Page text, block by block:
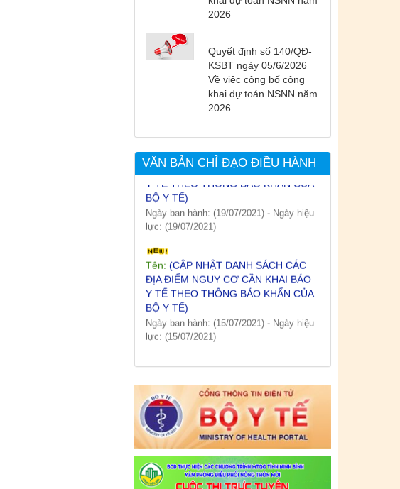
2026
Quyết định số 140/QĐ-
KSBT ngày 05/6/2026
Về việc công bố công
khai dự toán NSNN năm
2026
VĂN BẢN CHỈ ĐẠO ĐIỀU HÀNH
PHƯƠNG ĐANG THỰC HIỆN CÁCH
LY XÃ HỘI VÀ GIÃN CÁCH XÃ HỘI
TÍNH ĐẾN 17H NGÀY 25/7/2021)
Ngày ban hành: (26/07/2021) -Ngày hiệu
lực: (26/07/2021)
Tên:(CẬP NHẬT DANH SÁCH CÁC
ĐỊA ĐIỂM NGUY CƠ CẦN KHAI BÁO
Y TẾ THEO THÔNG BÁO KHẨN CỦA
Ngày ban hành: (19/07/2021)
lực: (19/07/2021)
Tên:
ĐỊA ĐIỂM NGUY CƠ CẦN KHAI BÁO
Y TẾ THEO THÔNG BÁO KHẨN CỦA
BỘ Y TẾ)
Ngày ban hành: (15/07/2021)
lực: (15/07/2021)
Y TẾ THEO THÔNG BÁO KHẨN CỦA
BỘ Y TẾ)
Ngày ban hành: (12/07/2021) -Ngày hiệu
lực: (12/07/2021)
Tên:(CẬP NHẬT DANH SÁCH CÁC
ĐỊA ĐIỂM NGUY CƠ CẦN KHAI BÁO